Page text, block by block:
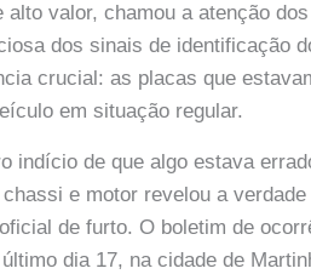
valor, chamou a atenção
dos sinais de identificação
crucial: as placas que
em situação regular.
indício de que algo estava
e motor revelou a
de furto. O boletim de
dia 17, na cidade de